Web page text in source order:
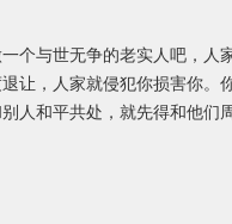
个与世无争的老实人吧，人
让，人家就侵犯你损害你。
人和平共处，就先得和他们